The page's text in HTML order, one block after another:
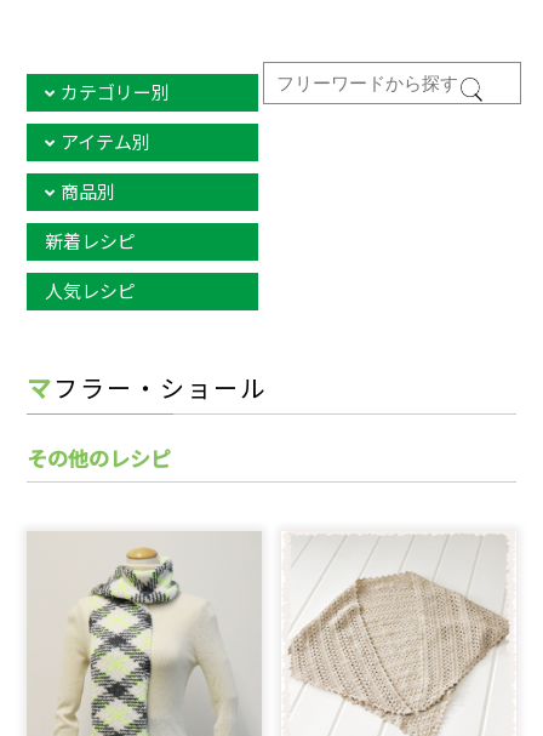
カテゴリー別
アイテム別
商品別
新着レシピ
人気レシピ
マフラー・ショール
その他のレシピ